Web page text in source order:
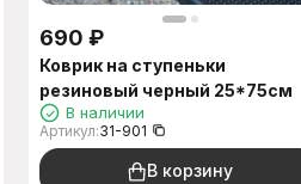
690 ₽
Коврик на ступеньки
резиновый черный 25*75см
В наличии
Артикул:31-901
В корзину